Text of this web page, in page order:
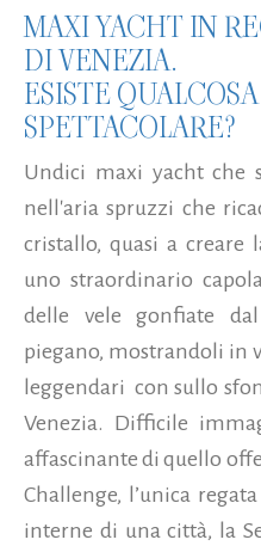
MAXI YACHT IN
DI VENEZIA.
ESISTE
SPETTACOLARE?
Undici maxi yacht che
nell'aria spruzzi che
cristallo, quasi a creare
uno straordinario
delle vele gonfiate
piegano, mostrandoli in
leggendari con sullo
Venezia. Difficile
affascinante di quello
Challenge, l’unica
interne di una città, la